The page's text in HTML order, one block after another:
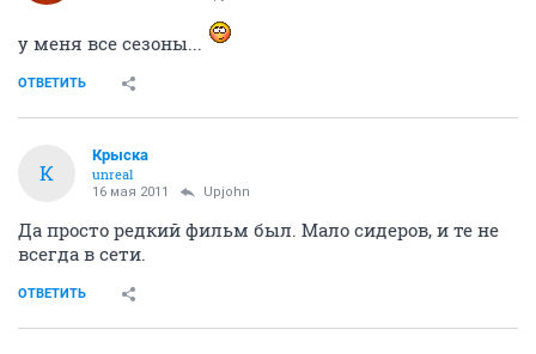
у меня все сезоны...
ОТВЕТИТЬ
К
Крыска
unreal
16 мая 2011 Upjohn
Да просто редкий фильм был. Мало сидеров, и те не
всегда в сети.
ОТВЕТИТЬ